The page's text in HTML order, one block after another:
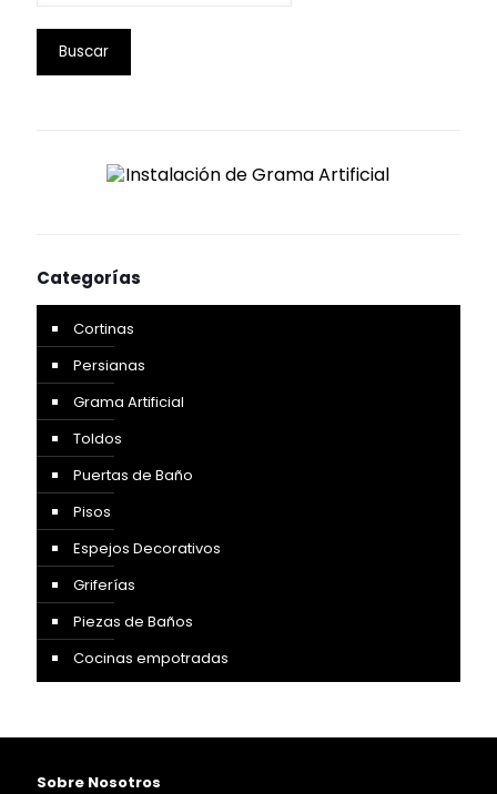
Buscar
Categorías
Cortinas
Persianas
Grama Artificial
Toldos
Puertas de Baño
Pisos
Espejos Decorativos
Griferías
Piezas de Baños
Cocinas empotradas
Sobre Nosotros